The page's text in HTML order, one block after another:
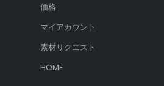
価格
マイアカウント
素材リクエスト
HOME